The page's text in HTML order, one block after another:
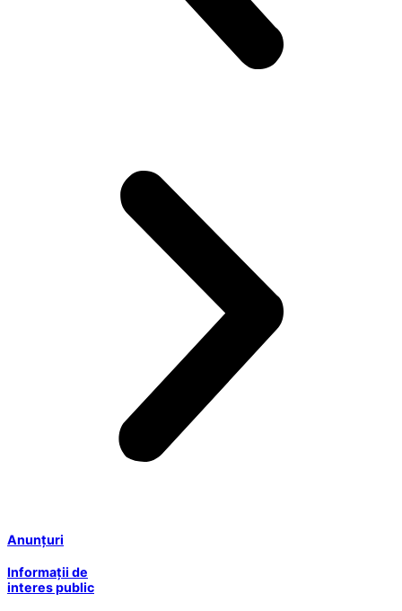
Anunțuri
Informații de
interes public